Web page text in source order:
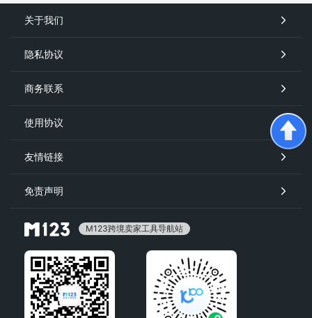
关于我们
隐私协议
商务联系
使用协议
友情链接
免责声明
M123跨境卖家工具导航站